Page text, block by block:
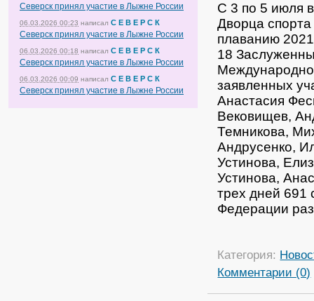
Северск принял участие в Лыжне России
06.03.2026 00:23 написал С Е В Е Р С К
Северск принял участие в Лыжне России
06.03.2026 00:18 написал С Е В Е Р С К
Северск принял участие в Лыжне России
06.03.2026 00:09 написал С Е В Е Р С К
Северск принял участие в Лыжне России
С 3 по 5 июля
Дворца
плаванию
18
заявленных
Анастасия
Вековищев,
Темникова,
Андрусенко,
Устинова,
Устинова,
трех дней 691
Федерации
Категория:
Комментарии (0)